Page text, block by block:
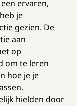
ervaren,
je
gezien. De
aan
op
om te leren
hoe je je
hielden door